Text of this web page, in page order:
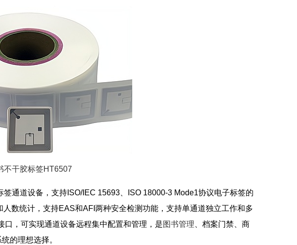
不干胶标签HT6507
通道设备，支持ISO/IEC 15693、ISO 18000-3 Mode1协议电子标签的
数统计，支持EAS和AFI两种安全检测功能，支持单通道独立工作和多
，可实现通道设备远程集中配置和管理，是图书管理 、档案门禁、商
的理想选择。